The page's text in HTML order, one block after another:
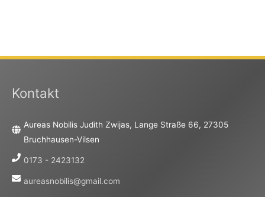
Kontakt
Aureas Nobilis Judith Zwijas, Lange Straße 66, 27305
Bruchhausen-Vilsen
0173 - 2423132
aureasnobilis@gmail.com